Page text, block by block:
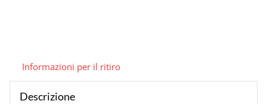
Informazioni per il ritiro
Descrizione